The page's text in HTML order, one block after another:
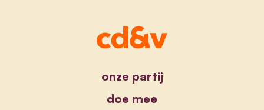
onze partij
doe mee